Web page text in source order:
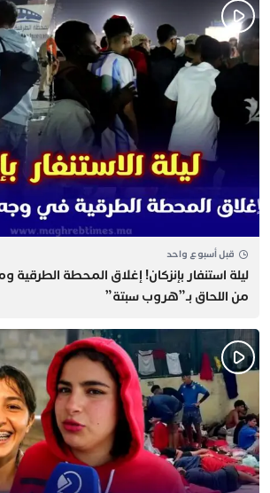
قبل أسبوع واحد
​ليلة استنفار بإنزكان! إغلاق المحطة الطرقية
من اللحاق بـ”هروب سبتة”